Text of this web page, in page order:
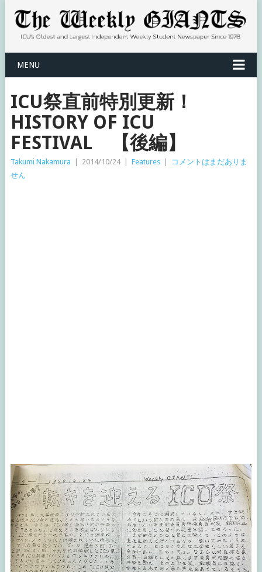
MENU
ICU祭直前特別更新！
HISTORY OF ICU
FESTIVAL 【後編】
Takumi Nakamura 2014/10/24 Features
コメントはまだありま
せん